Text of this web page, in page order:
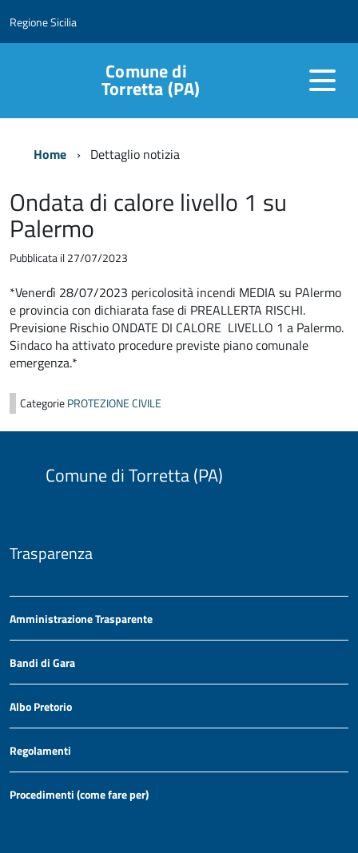
Regione Sicilia
Comune di
Torretta (PA)
Home Dettaglio notizia
Ondata di calore livello 1 su
Palermo
Pubblicata il 27/07/2023
*Venerdì 28/07/2023 pericolosità incendi MEDIA su PAlermo
e provincia con dichiarata fase di PREALLERTA RISCHI.
Previsione Rischio ONDATE DI CALORE LIVELLO 1 a Palermo.
Sindaco ha attivato procedure previste piano comunale
emergenza.*
CategoriePROTEZIONE CIVILE
Comune di Torretta (PA)
Trasparenza
Amministrazione Trasparente
Bandi di Gara
Albo Pretorio
Regolamenti
Procedimenti (come fare per)